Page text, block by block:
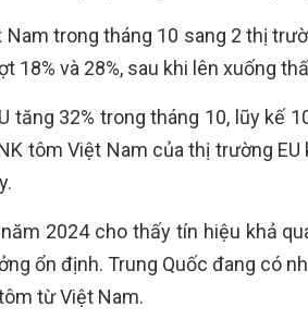
Nam trong tháng 10 sang 2 thị
18% và 28%, sau khi lên xuống
tăng 32% trong tháng 10, lũy kế
tôm Việt Nam của thị trường
2024 cho thấy tín hiệu khả
ổn định. Trung Quốc đang có
từ Việt Nam.